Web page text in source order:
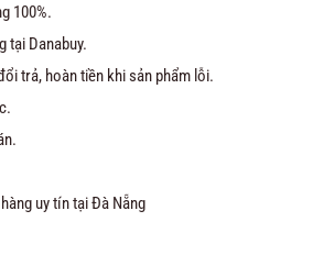
100%.
tại Danabuy.
trả, hoàn tiền khi sản phẩm lỗi.
uy tín tại Đà Nẵng